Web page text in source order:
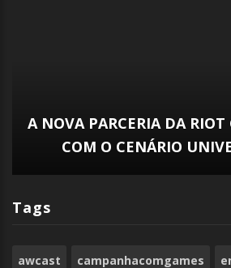
PATROCINADORES OFICIAIS
SPLIT
Tags
awcast campanhacomgames